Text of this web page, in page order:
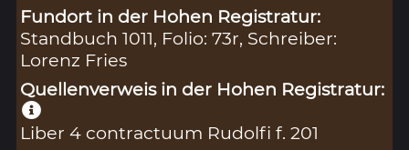
Fundort in der Hohen Registratur:
Standbuch 1011, Folio: 73r, Schreiber:
Lorenz Fries
Quellenverweis in der Hohen Registratur:
Liber 4 contractuum Rudolfi f. 201